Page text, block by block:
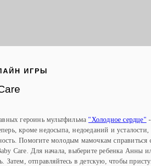
ИГРЫ
героинь мультфильма "Холодное сердце"
кроме недосыпа, недоеданий и
Помогите молодым мамочкам
Care. Для начала, выберите ребенка Анны
Затем, отправляйтесь в детскую, чтобы